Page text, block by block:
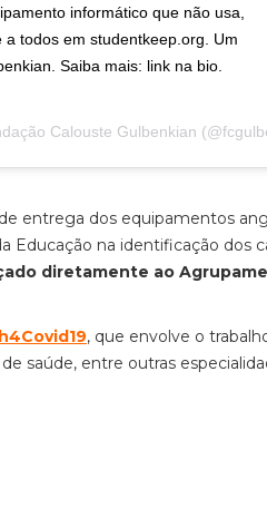
informático que não usa,
todos em studentkeep.org. Um
Saiba mais: link na bio.
Calouste Gulbenkian (@fcgulbenkian)
entrega dos equipamentos
na identificação dos
diretamente ao
, que envolve o
saúde, entre outras